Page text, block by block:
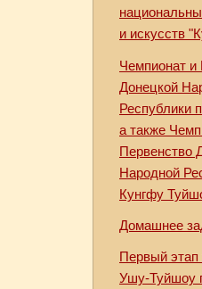
и искусств
Чемпионат и
Донецкой
Республики
а также
Первенство
Народной
Кунгфу
Домашнее
Первый этап
Ушу-Туйшоу